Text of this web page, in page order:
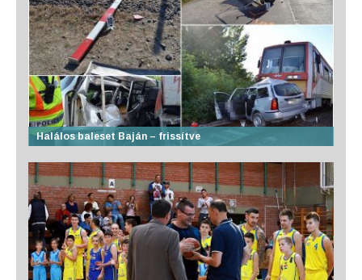
Halálos baleset Baján – frissítve